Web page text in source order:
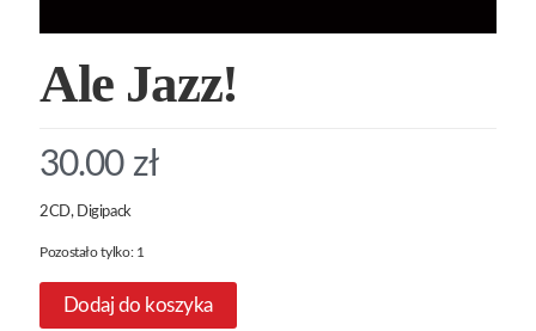
Ale Jazz!
30.00 zł
2CD, Digipack
Pozostało tylko: 1
Dodaj do koszyka